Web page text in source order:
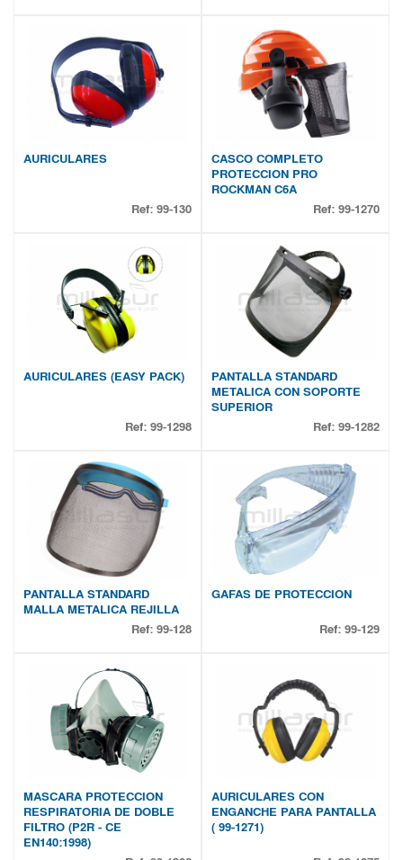
AURICULARES
Ref: 99-130
CASCO COMPLETO
PROTECCION PRO
ROCKMAN C6A
Ref: 99-1270
AURICULARES (EASY PACK)
Ref: 99-1298
PANTALLA STANDARD
METALICA CON SOPORTE
SUPERIOR
Ref: 99-1282
PANTALLA STANDARD
MALLA METALICA REJILLA
Ref: 99-128
GAFAS DE PROTECCION
Ref: 99-129
MASCARA PROTECCION
RESPIRATORIA DE DOBLE
FILTRO (P2R - CE
EN140:1998)
AURICULARES CON
ENGANCHE PARA PANTALLA
( 99-1271)